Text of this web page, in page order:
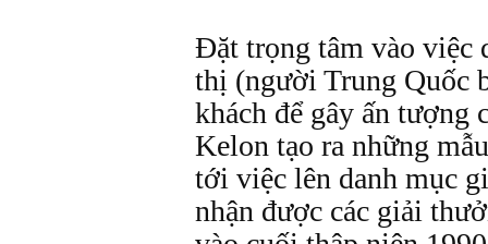
Ðặt trọng tâm vào việc
thị (người Trung Quốc
khách để gây ấn tượng
Kelon tạo ra những
tới việc lên danh mục
nhận được các giải